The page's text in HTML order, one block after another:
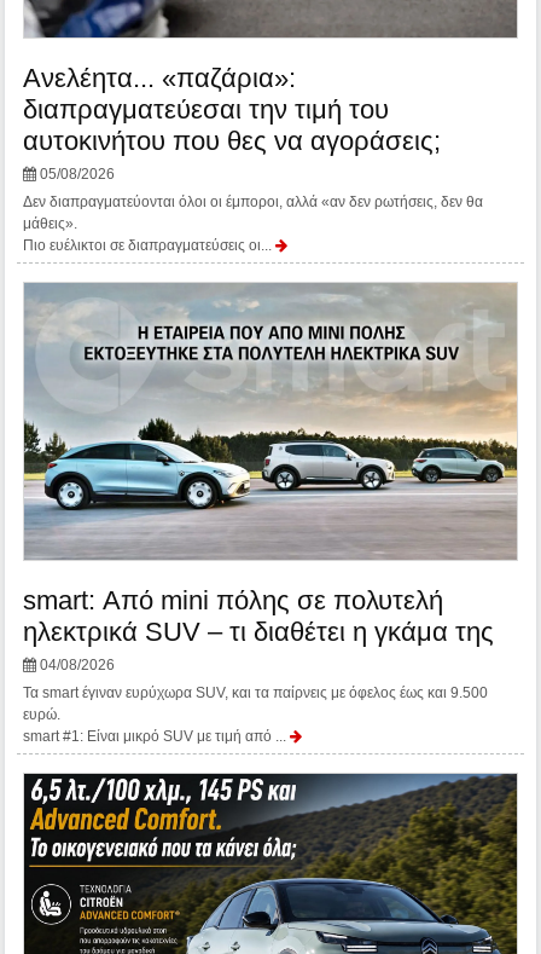
Ανελέητα... «παζάρια»:
διαπραγματεύεσαι την τιμή του
αυτοκινήτου που θες να αγοράσεις;
05/08/2026
Δεν διαπραγματεύονται όλοι οι έμποροι, αλλά «αν δεν ρωτήσεις, δεν θα
μάθεις».
Πιο ευέλικτοι σε διαπραγματεύσεις οι...
smart: Από mini πόλης σε πολυτελή
ηλεκτρικά SUV – τι διαθέτει η γκάμα της
04/08/2026
Τα smart έγιναν ευρύχωρα SUV, και τα παίρνεις με όφελος έως και 9.500
ευρώ.
smart #1: Είναι μικρό SUV με τιμή από ...